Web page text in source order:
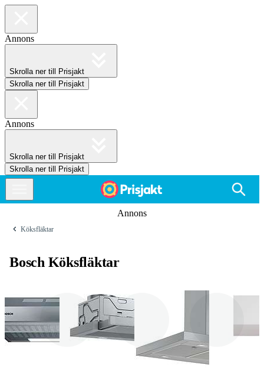
Annons
Skrolla ner till Prisjakt
Skrolla ner till Prisjakt
Annons
Skrolla ner till Prisjakt
Skrolla ner till Prisjakt
Annons
Köksfläktar
Bosch Köksfläktar
Integrerad Frihängande